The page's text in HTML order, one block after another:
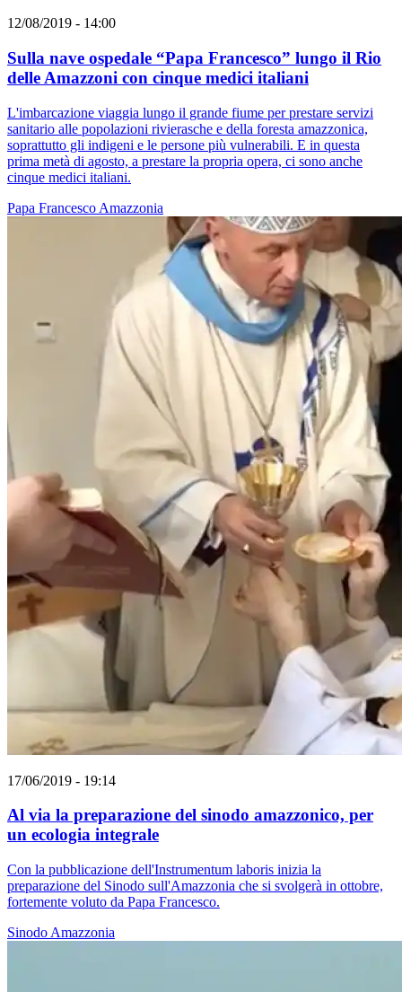
12/08/2019 - 14:00
Sulla nave ospedale “Papa Francesco” lungo il Rio
delle Amazzoni con cinque medici italiani
L'imbarcazione viaggia lungo il grande fiume per prestare servizi
sanitario alle popolazioni rivierasche e della foresta amazzonica,
soprattutto gli indigeni e le persone più vulnerabili. E in questa
prima metà di agosto, a prestare la propria opera, ci sono anche
cinque medici italiani.
Papa Francesco Amazzonia
17/06/2019 - 19:14
Al via la preparazione del sinodo amazzonico, per
un ecologia integrale
Con la pubblicazione dell'Instrumentum laboris inizia la
preparazione del Sinodo sull'Amazzonia che si svolgerà in ottobre,
fortemente voluto da Papa Francesco.
Sinodo Amazzonia